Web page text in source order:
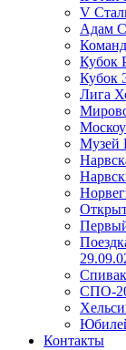
V
Адам
Кубок
Кубок
Лига
Музей
СПО-
Контакты